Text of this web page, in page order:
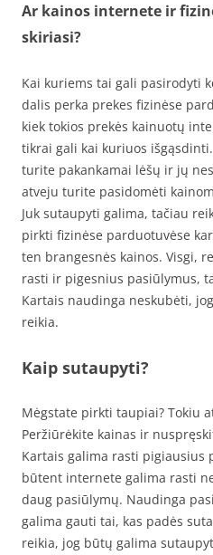
Ar kainos internete ir
skiriasi?
Kai kuriems tai gali pasirodyti
dalis perka prekes fizinėse
kiek tokios prekės kainuotų
tikrai gali kai kuriuos
turite pakankamai lėšų ir jų
atveju turite pasidomėti
Juk sutaupyti galima, tačiau
pirkti fizinėse parduotuvėse
ten brangesnės kainos. Visgi,
rasti ir pigesnius pasiūlymus,
Kartais naudinga neskubėti,
reikia.
Kaip sutaupyti?
Mėgstate pirkti taupiai? Tokiu
Peržiūrėkite kainas ir
Kartais galima rasti pigiausius
būtent internete galima rasti
daug pasiūlymų. Naudinga
galima gauti tai, kas padės
reikia, jog būtų galima